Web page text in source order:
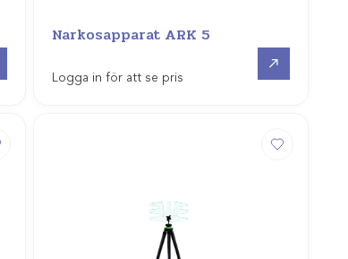
Narkosapparat ARK 5
Logga in för att se pris